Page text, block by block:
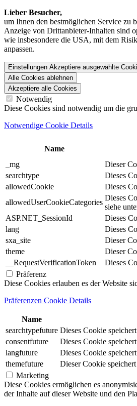
Lieber Besucher,
um Ihnen den best­möglichen Service zu
Anzeige von Dritt­anbieter-Inhalten sind
wie insbesondere die USA, mit dem
anpassen.
Einstellungen Akzeptiere ausgewählte
Alle Cookies ablehnen
Akzeptiere alle Cookies
Notwendig
Diese Cookies sind notwendig um die
Notwendige Cookie Details
Name
_mg
Dieser
searchtype
Dieses
allowedCookie
Dieses
allowedUserCookieCategories
Dieses
siehe
ASP.NET_SessionId
Dieses
lang
Dieses
sxa_site
Dieser
theme
Dieser
__RequestVerificationToken
Dieses
Präferenz
Diese Cookies erlauben es der Website
Präferenzen Cookie Details
Name
searchtypefuture Dieses Cookie
consentfuture
Dieses Cookie
langfuture
Dieses Cookie
themefuture
Dieser Cookie
Marketing
Diese Cookies ermöglichen es
der Inhalte auf dieser Website und den